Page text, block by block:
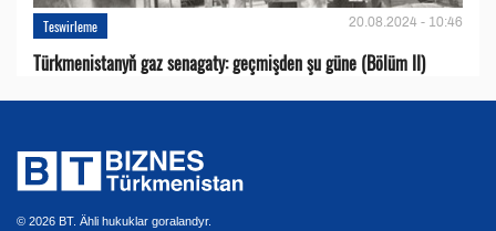
Teswirleme 20.08.2024 - 10:46
Türkmenistanyň gaz senagaty: geçmişden şu güne (Bölüm II)
© 2026 BT. Ähli hukuklar goralandyr.